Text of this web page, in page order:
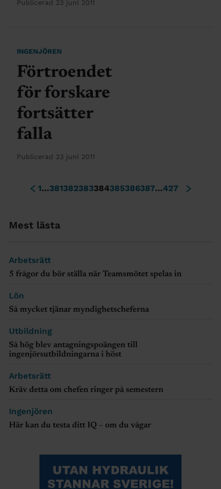
Publicerad 23 juni 2011
INGENJÖREN
Förtroendet
för forskare
fortsätter
falla
Publicerad 23 juni 2011
1…381382383384385386387…427
Mest lästa
Arbetsrätt
5 frågor du bör ställa när Teamsmötet spelas in
Lön
Så mycket tjänar myndighetscheferna
Utbildning
Så hög blev antagningspoängen till
ingenjörsutbildningarna i höst
Arbetsrätt
Kräv detta om chefen ringer på semestern
Ingenjören
Här kan du testa ditt IQ – om du vågar